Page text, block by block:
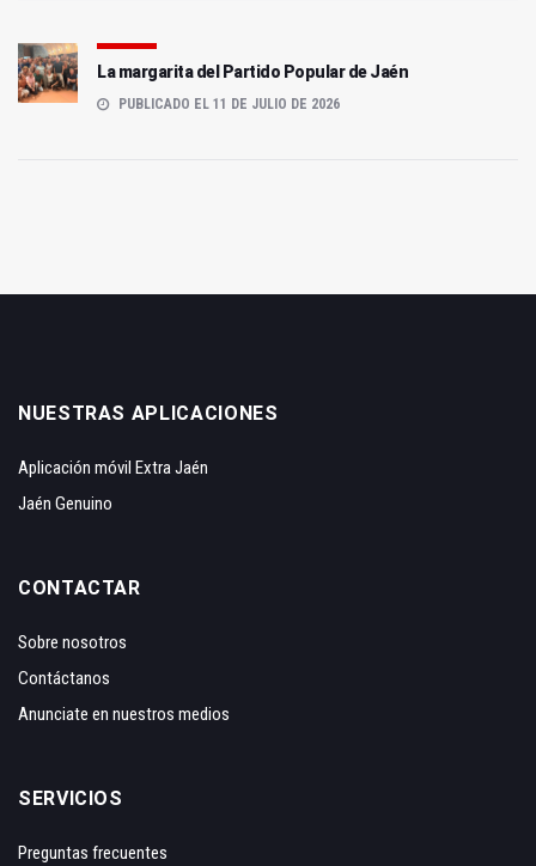
La margarita del Partido Popular de Jaén
PUBLICADO EL 11 DE JULIO DE 2026
NUESTRAS APLICACIONES
Aplicación móvil Extra Jaén
Jaén Genuino
CONTACTAR
Sobre nosotros
Contáctanos
Anunciate en nuestros medios
SERVICIOS
Preguntas frecuentes